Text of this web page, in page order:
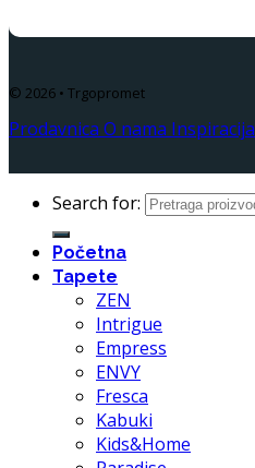
© 2026 • Trgopromet
Prodavnica O nama Inspiracija
Search for:
Početna
Tapete
ZEN
Intrigue
Empress
ENVY
Fresca
Kabuki
Kids&Home